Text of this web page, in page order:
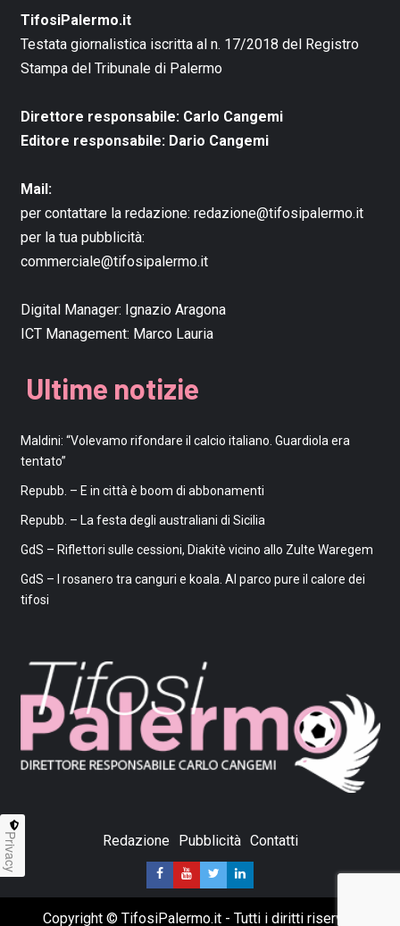
TifosiPalermo.it
Testata giornalistica iscritta al n. 17/2018 del Registro
Stampa del Tribunale di Palermo
Direttore responsabile: Carlo Cangemi
Editore responsabile: Dario Cangemi
Mail:
per contattare la redazione: redazione@tifosipalermo.it
per la tua pubblicità:
commerciale@tifosipalermo.it
Digital Manager: Ignazio Aragona
ICT Management: Marco Lauria
Ultime notizie
Maldini: “Volevamo rifondare il calcio italiano. Guardiola era
tentato”
Repubb. – E in città è boom di abbonamenti
Repubb. – La festa degli australiani di Sicilia
GdS – Riflettori sulle cessioni, Diakitè vicino allo Zulte Waregem
GdS – I rosanero tra canguri e koala. Al parco pure il calore dei
tifosi
Redazione Pubblicità Contatti
Copyright © TifosiPalermo.it - Tutti i diritti riservati
Privacy